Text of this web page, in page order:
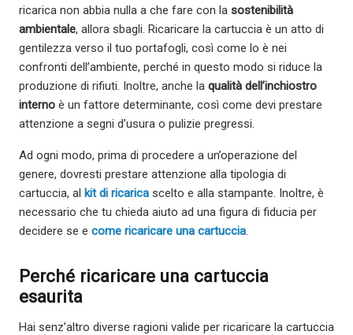
ricarica non abbia nulla a che fare con la sostenibilità
ambientale, allora sbagli. Ricaricare la cartuccia è un atto di
gentilezza verso il tuo portafogli, così come lo è nei
confronti dell’ambiente, perché in questo modo si riduce la
produzione di rifiuti. Inoltre, anche la qualità dell’inchiostro
interno è un fattore determinante, così come devi prestare
attenzione a segni d’usura o pulizie pregressi.
Ad ogni modo, prima di procedere a un’operazione del
genere, dovresti prestare attenzione alla tipologia di
cartuccia, al kit di ricarica scelto e alla stampante. Inoltre, è
necessario che tu chieda aiuto ad una figura di fiducia per
decidere se e come ricaricare una cartuccia.
Perché ricaricare una cartuccia
esaurita
Hai senz’altro diverse ragioni valide per ricaricare la cartuccia